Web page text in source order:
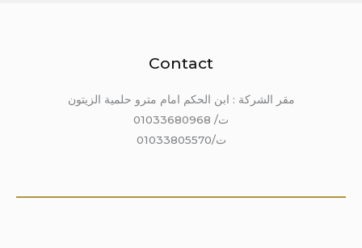
Contact
مقر الشركة : ابن الحكم امام مترو حلمية الزيتون
ت/ 01033680968
ت/01033805570